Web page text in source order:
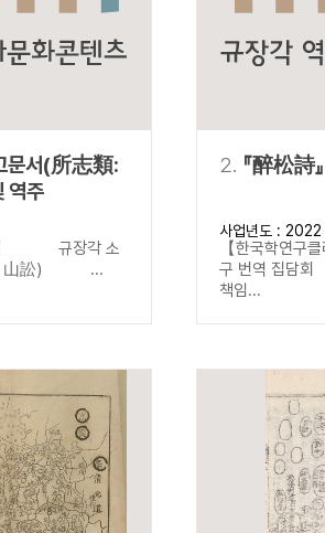
정조 AND 정약용
색
OR 정조 OR 정약용 “정조” 또는 “정
여러 개의 연산자를 사용할 수 있습니다.
문서(所志類:
역주
역】 규장각 소
類: 山訟) ...
2. 『醉松詩
사업년도 : 2022
【한국학연구
구 번역 집
책임...